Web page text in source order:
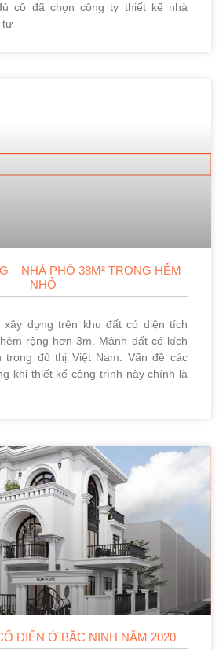
cô đã chọn công ty thiết kế nhà
tư
– NHÀ PHỐ 38M² TRONG HẺM
NHỎ
xây dựng trên khu đất có diện tích
rộng hơn 3m. Mảnh đất có kích
trong đô thị Việt Nam. Vấn đề các
khi thiết kế công trình này chính là
ĐIỂN Ở BẮC NINH NĂM 2020